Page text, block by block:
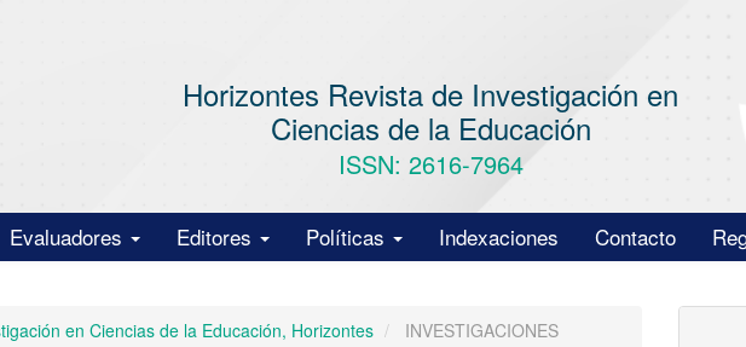
Horizontes Revista de Investigación en
Ciencias de la Educación
ISSN: 2616-7964
Evaluadores Editores Políticas Indexaciones Contacto
en Ciencias de la Educación, Horizontes INVESTIGACIONES